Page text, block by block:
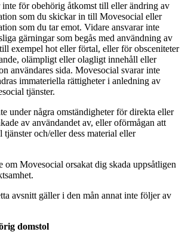
inte för obehörig åtkomst till eller ändring av
som du skickar in till Movesocial eller
som du tar emot. Vidare ansvarar inte
gärningar som begås med användning av
exempel hot eller förtal, eller för obsceniteter
olämpligt eller olagligt innehåll eller
användares sida. Movesocial svarar inte
immateriella rättigheter i anledning av
tjänster.
under några omständigheter för direkta eller
av användandet av, eller oförmågan att
tjänster och/eller dess material eller
om Movesocial orsakat dig skada uppsåtligen
avsnitt gäller i den mån annat inte följer av
domstol